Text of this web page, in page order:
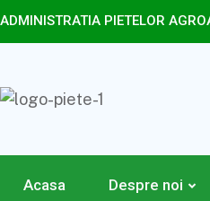
ADMINISTRATIA PIETELOR
Acasa Despre noi